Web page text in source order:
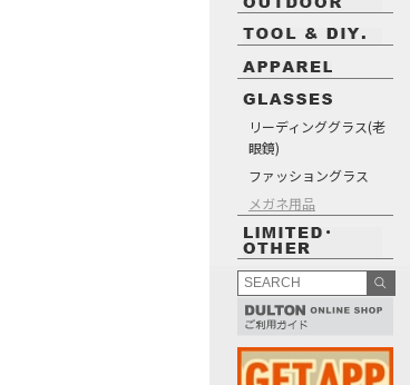
リーディンググラス(老
眼鏡)
ファッショングラス
メガネ用品